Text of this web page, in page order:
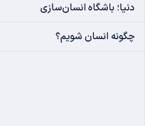
دنیا؛ باشگاه انسان‌سازی
چگونه انسان شویم؟